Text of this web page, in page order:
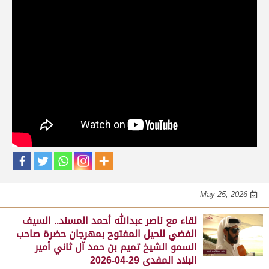
May 25, 2026
لقاء مع جابر بن سالم بن فاران.. مضمر هجن الشحانية الفائز
بالسيف الذهبي للحيل المفتوح بميدان الوثبة 22-05-2026
May 25, 2026
لقاء مع ناصر عبدالله أحمد المسند.. السيف
الفضي للحيل المفتوح بمهرجان حضرة صاحب
السمو الشيخ تميم بن حمد آل ثاني أمير
البلاد المفدى 29-04-2026